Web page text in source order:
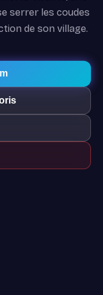
serrer les coudes
de son village.